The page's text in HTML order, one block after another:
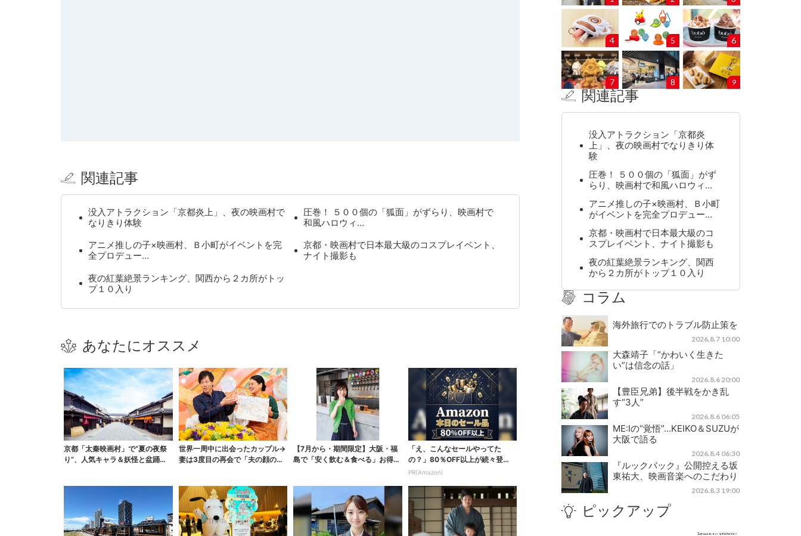
関連記事
没入アトラクション「京都炎上」、夜の映画村で
なりきり体験
圧巻！ ５００個の「狐面」がずらり、映画村で
和風ハロウィ…
アニメ推しの子×映画村、Ｂ小町がイベントを完
全プロデュー…
京都・映画村で日本最大級のコスプレイベント、
ナイト撮影も
夜の紅葉絶景ランキング、関西から２カ所がトッ
プ１０入り
あなたにオススメ
京都「太秦映画村」で“夏の夜祭
り”、人気キャラ＆妖怪と盆踊
世界一周中に出会ったカップル→
妻は3度目の再会で「夫の顔の良
【7月から・期間限定】大阪・福
島で「安く飲む＆食べる」お得ワ
「え、こんなセールやってた
の？」80％OFF以上が続々登
場！Amazonの本気が...
PR(Amazon)
4 5 6
7 8 9
関連記事
没入アトラクション「京都炎
上」、夜の映画村でなりきり体
験
圧巻！ ５００個の「狐面」がず
らり、映画村で和風ハロウィ…
アニメ推しの子×映画村、Ｂ小町
がイベントを完全プロデュー…
京都・映画村で日本最大級のコ
スプレイベント、ナイト撮影も
夜の紅葉絶景ランキング、関西
から２カ所がトップ１０入り
コラム
海外旅行でのトラブル防止策を
2026.8.7 10:00
大森靖子「“かわいく生きた
い”は信念の話」
2026.8.6 20:00
【豊臣兄弟】後半戦をかき乱
す“3人”
2026.8.6 06:05
ME:Iの“覚悟”…KEIKO＆SUZUが
大阪で語る
2026.8.4 06:30
『ルックバック』公開控える坂
東祐大、映画音楽へのこだわり
2026.8.3 19:00
ピックアップ